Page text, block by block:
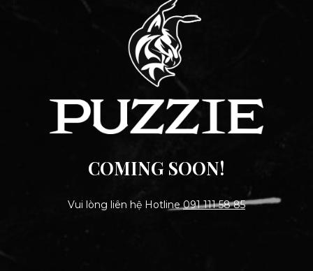
COMING SOON!
Vui lòng liên hệ Hotline091 111 58 85